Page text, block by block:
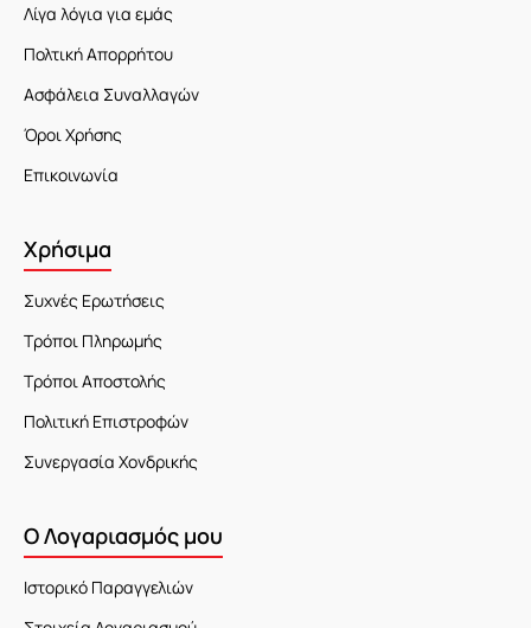
Λίγα λόγια για εμάς
Πολτική Απορρήτου
Ασφάλεια Συναλλαγών
Όροι Χρήσης
Επικοινωνία
Χρήσιμα
Συχνές Ερωτήσεις
Τρόποι Πληρωμής
Τρόποι Αποστολής
Πολιτική Επιστροφών
Συνεργασία Χονδρικής
Ο Λογαριασμός μου
Ιστορικό Παραγγελιών